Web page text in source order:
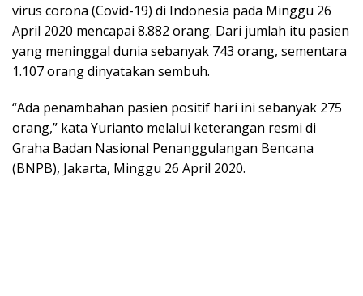
virus corona (Covid-19) di Indonesia pada Minggu 26
April 2020 mencapai 8.882 orang. Dari jumlah itu pasien
yang meninggal dunia sebanyak 743 orang, sementara
1.107 orang dinyatakan sembuh.
“Ada penambahan pasien positif hari ini sebanyak 275
orang,” kata Yurianto melalui keterangan resmi di
Graha Badan Nasional Penanggulangan Bencana
(BNPB), Jakarta, Minggu 26 April 2020.